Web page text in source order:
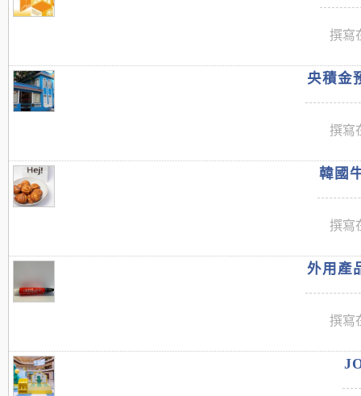
撰寫
央積金
撰寫
韓國
撰寫
外用產
撰寫